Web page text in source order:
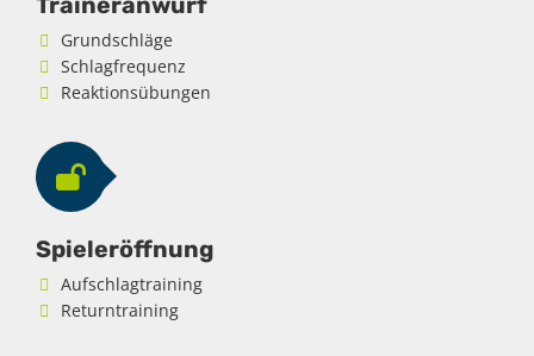
Grundschläge
Schlagfrequenz
Reaktionsübungen
Spieleröffnung
Aufschlagtraining
Returntraining